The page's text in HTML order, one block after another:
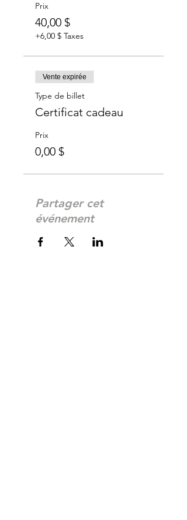
Prix
40,00 $
+6,00 $ Taxes
Vente expirée
Type de billet
Certificat cadeau
Prix
0,00 $
Partager cet
événement